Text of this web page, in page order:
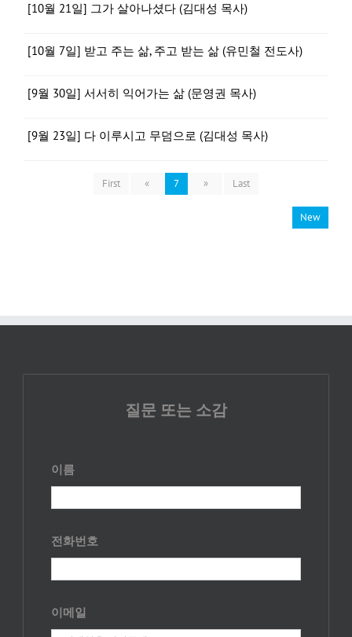
[10월 21일] 그가 살아나셨다 (김대성 목사)
[10월 7일] 받고 주는 삶, 주고 받는 삶 (유민철 전도사)
[9월 30일] 서서히 익어가는 삶 (문영권 목사)
[9월 23일] 다 이루시고 무덤으로 (김대성 목사)
First « 7 » Last
New
질문 또는 소감
이름
전화번호
이메일